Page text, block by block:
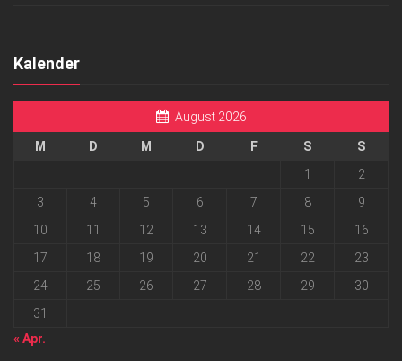
Kalender
August 2026
M D M D F S
S
1
2
3
4 5 6 7 8
9
10
11 12 13 14 15
16
17
18 19 20 21 22
23
24
25 26 27 28 29
30
31
« Apr.